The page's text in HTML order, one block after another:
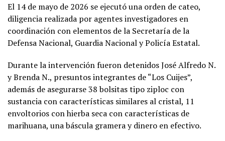
El 14 de mayo de 2026 se ejecutó una orden de cateo,
diligencia realizada por agentes investigadores en
coordinación con elementos de la Secretaría de la
Defensa Nacional, Guardia Nacional y Policía Estatal.
Durante la intervención fueron detenidos José Alfredo N.
y Brenda N., presuntos integrantes de “Los Cuijes”,
además de asegurarse 38 bolsitas tipo ziploc con
sustancia con características similares al cristal, 11
envoltorios con hierba seca con características de
marihuana, una báscula gramera y dinero en efectivo.